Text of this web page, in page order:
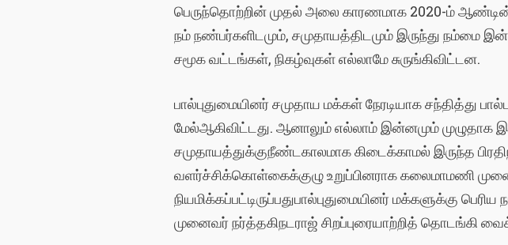
பெருந்தொற்றின்முதல் அலை காரணமாக 2020-ம்
நம்நண்பர்களிடமும்,சமுதாயத்திடமும் இருந்து நம்மை
சமூகவட்டங்கள்,நிகழ்வுகள்எல்லாமேசுருங்கிவிட்டன.
பால்புதுமையினர்சமுதாய மக்கள்நேரடியாகசந்தித்து
மேல்ஆகிவிட்டது.ஆனாலும்எல்லாம் இன்னமும்முழுதாக
சமுதாயத்துக்குநீண்டகாலமாககிடைக்காமல் இருந்த
வளர்ச்சிக்கொள்கைக்குழுஉறுப்பினராககலைமாமணி
நியமிக்கப்பட்டிருப்பதுபால்புதுமையினர்மக்களுக்கு பெரிய
முனைவர்நர்த்தகிநடராஜ் சிறப்புரையாற்றித் தொடங்கி